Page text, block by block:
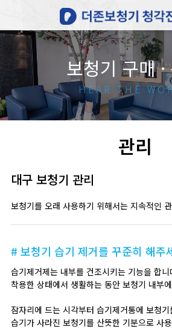
보청기 구매
HEAR THE
관리
대구 보청기 관리
보청기를 오래 사용하기 위해서는 지속적인
# 보청기 습기 제거를 꾸준히 해주
습기제거제는 내부를 건조시키는 기능을 합
착용한 상태에서 생활하는 동안 보청기 내부
잠자리에 드는 시각부터 습기제거통에 보청
습기가 사라진 보청기를 산뜻한 기분으로 사